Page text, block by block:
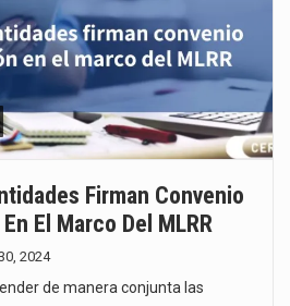
Firman Convenio
El Marco Del MLRR
2024
de manera conjunta las